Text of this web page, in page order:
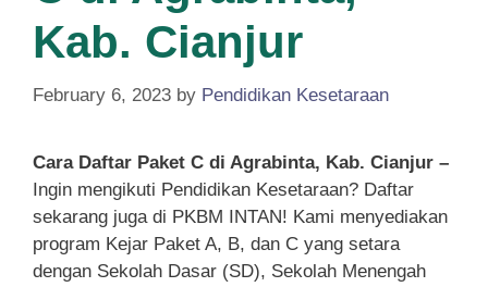
Kab. Cianjur
February 6, 2023 by Pendidikan Kesetaraan
Cara Daftar Paket C di Agrabinta, Kab. Cianjur –
Ingin mengikuti Pendidikan Kesetaraan? Daftar
sekarang juga di PKBM INTAN! Kami menyediakan
program Kejar Paket A, B, dan C yang setara
dengan Sekolah Dasar (SD), Sekolah Menengah